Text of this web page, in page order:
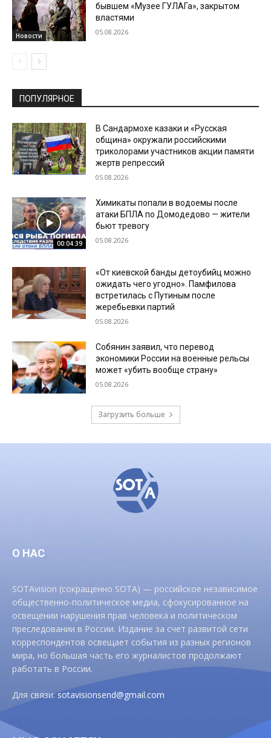
Новости
бывшем «Музее ГУЛАГа», закрытом
властями
05.08.2026
ПОПУЛЯРНОЕ
В Сандармохе казаки и «Русская
община» окружали российскими
триколорами участников акции памяти
жертв репрессий
05.08.2026
00:04:39
Химикаты попали в водоемы после
атаки БПЛА по Домодедово — жители
бьют тревогу
05.08.2026
«От киевской банды детоубийц можно
ожидать чего угодно». Памфилова
встретилась с Путиным после
жеребьевки партий
05.08.2026
Собянин заявил, что перевод
экономики России на военные рельсы
может «убить вообще страну»
05.08.2026
Загрузить больше
О НАС
SOTAvision (сокращенно SOTA) — российское независимое
общественно-политическое медиа, сфокусированное на
освещении нарушения прав человека и политическом
преследовании в России. Издание за счет развитой сети
корреспондентов освещает события из разных регионов
мира, но большая часть его журналистов продолжают
работать в России.
Для связи:sotavisionsend@gmail.com